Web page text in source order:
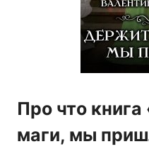
Про что
маги, мы